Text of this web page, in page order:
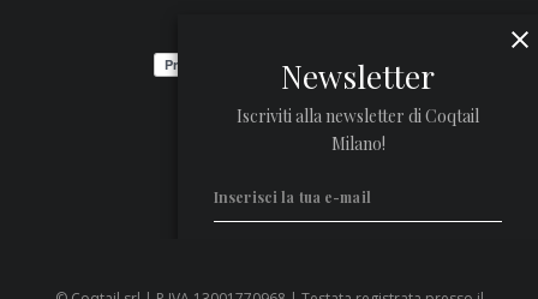
Newsletter
Iscriviti alla newsletter di Coqtail
Milano!